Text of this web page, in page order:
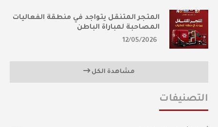
المتجر المتنقل يتواجد في منطقة الفعاليات
المصاحبة لمباراة الباطن
12/05/2026
مشاهدة الكل
التصنيفات